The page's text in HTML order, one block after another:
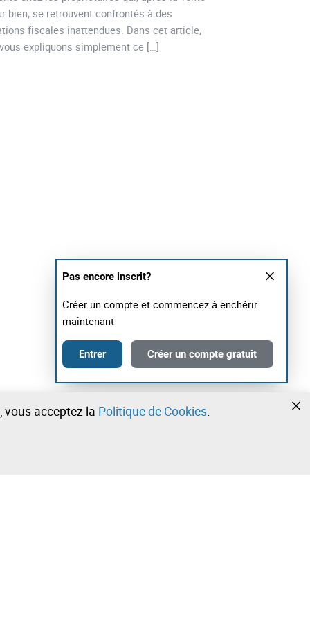
bien, se retrouvent confrontés à des
fiscales inattendues. Dans cet article,
expliquons simplement ce […]
Pas encore inscrit?
Créer un compte et commencez à enchérir
maintenant
Entrer Créer un compte gratuit
vous acceptez la Politique de Cookies.